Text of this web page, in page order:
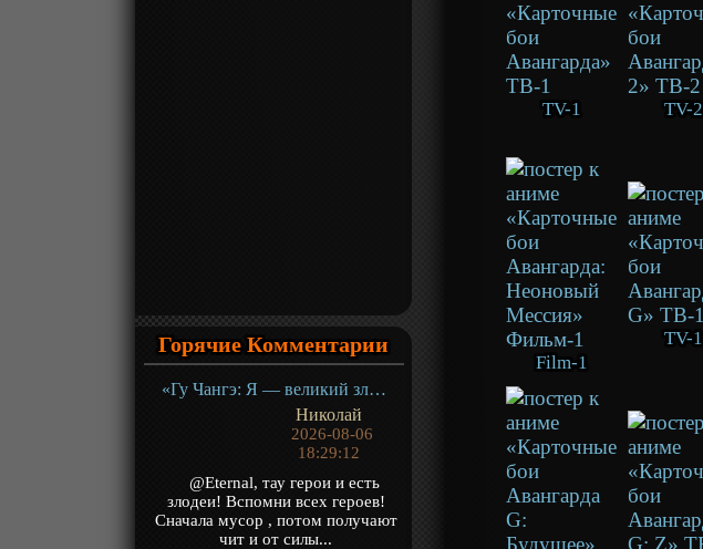
Горячие Комментарии
«Гу Чангэ: Я — великий злодей Небесной Судьбы» ТВ-1
Николай
2026-08-06
18:29:12
@Eternal, тау герои и есть
злодеи! Вспомни всех героев!
Сначала мусор , потом получают
чит и от силы...
TV-1 TV-2
Film-1
TV-1